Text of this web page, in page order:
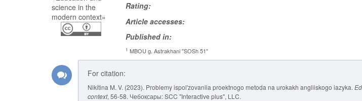
Rating:
Article accesses:
Published in:
1 MBOU g. Astrakhani "SOSh 51"
For citation:
Nikitina M. V. (2023). Problemy ispol'zovaniia proektnogo metoda na urokakh angliiskogo iazyka.
context, 56-58. Чебоксары: SCC "Interactive plus", LLC.